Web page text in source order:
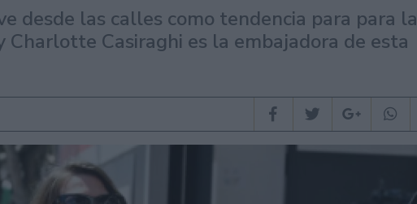
desde las calles como tendencia para para la
Charlotte Casiraghi es la embajadora de esta